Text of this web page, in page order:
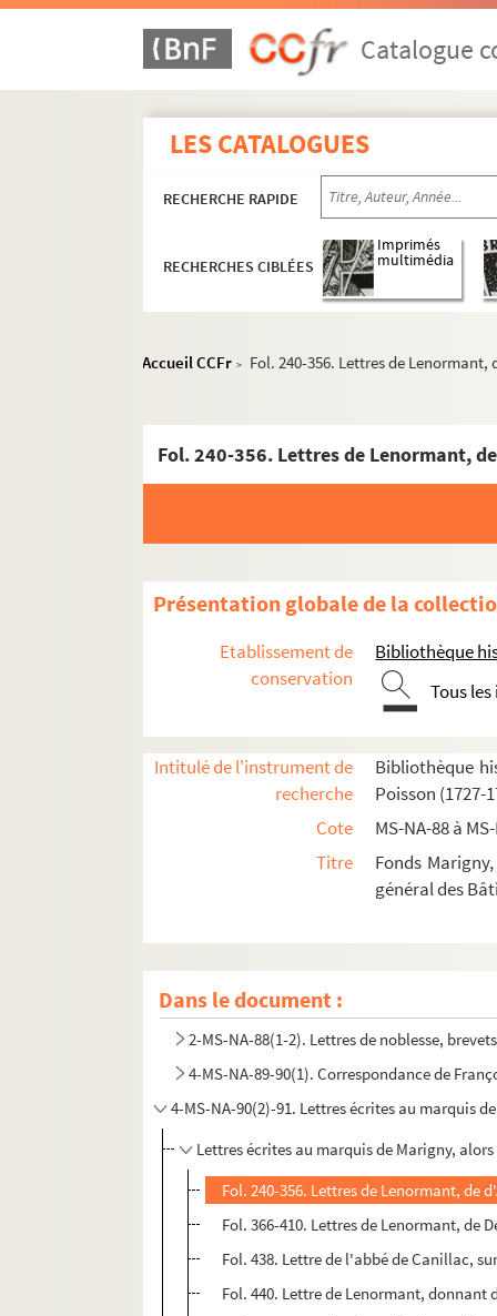
Catalogue
LES CATALOGUES
RECHERCHE RAPIDE
RECHERCHES CIBLÉES
Imprimés
multimédia
Accueil CCFr > Fol. 240-356. Lettres de
Présentation globale de la
Etablissement de
conservation
Bibliothèque
Tous
Intitulé de l'instrument de
recherche
Bibliothèque
Poisson (1727-
Cote
MS-NA-88 à
Titre
Fonds
général des
Dans le document :
2-MS-NA-88(1-2). Lettres de noblesse,
4-MS-NA-89-90(1). Correspondance de
4-MS-NA-90(2)-91. Lettres écrites au marquis
Lettres écrites au marquis de Marigny,
Fol. 240-356. Lettres de Lenormant, de
Fol. 366-410. Lettres de Lenormant, de
Fol. 438. Lettre de l'abbé de Canillac,
Fol. 440. Lettre de Lenormant,